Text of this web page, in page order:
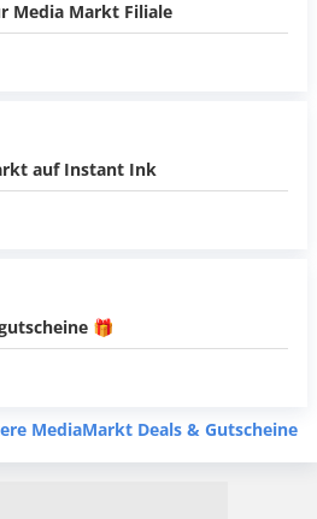
Media Markt Filiale
auf Instant Ink
🎁
MediaMarkt Deals & Gutscheine